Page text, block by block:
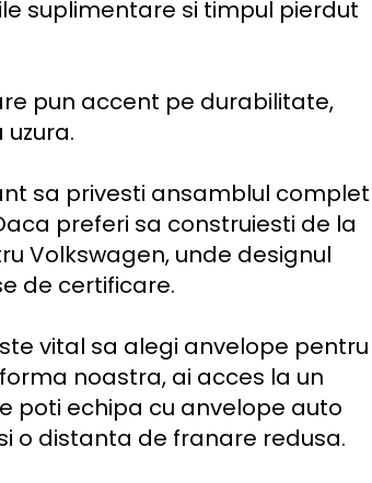
suplimentare si timpul pierdut
pun accent pe durabilitate,
sa privesti ansamblul complet
preferi sa construiesti de la
Volkswagen, unde designul
de certificare.
vital sa alegi anvelope pentru
noastra, ai acces la un
poti echipa cu anvelope auto
o distanta de franare redusa.